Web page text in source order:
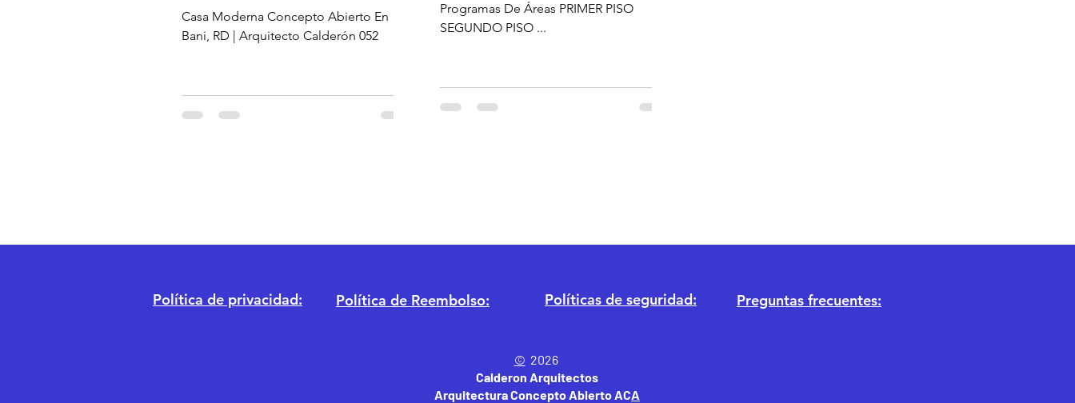
Casa Moderna Concepto Abierto En
Bani, RD | Arquitecto Calderón 052
Programas De Áreas PRIMER PISO
SEGUNDO PISO ...
Política de privacidad: Política de Reembolso: Políticas de seguridad: Preguntas frecuentes:
© 2026
Calderon Arquitectos
Arquitectura Concepto Abierto ACA